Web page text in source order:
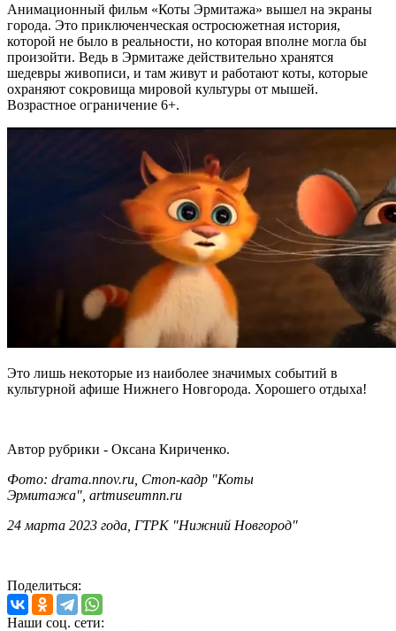
Анимационный фильм «Коты Эрмитажа» вышел на экраны
города. Это приключенческая остросюжетная история,
которой не было в реальности, но которая вполне могла бы
произойти. Ведь в Эрмитаже действительно хранятся
шедевры живописи, и там живут и работают коты, которые
охраняют сокровища мировой культуры от мышей.
Возрастное ограничение 6+.
Это лишь некоторые из наиболее значимых событий в
культурной афише Нижнего Новгорода. Хорошего отдыха!
Автор рубрики - Оксана Кириченко.
Фото: drama.nnov.ru, Стоп-кадр "Коты
Эрмитажа", artmuseumnn.ru
24 марта 2023 года, ГТРК "Нижний Новгород"
Поделиться:
Наши соц. сети: